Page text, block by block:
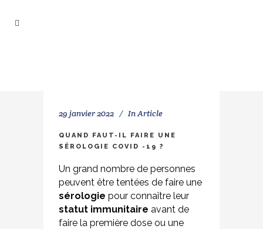
29 janvier 2022 InArticle
QUAND FAUT-IL FAIRE UNE
SÉROLOGIE COVID -19 ?
Un grand nombre de personnes
peuvent être tentées de faire une
sérologie pour connaître leur
statut immunitaire avant de
faire la première dose ou une